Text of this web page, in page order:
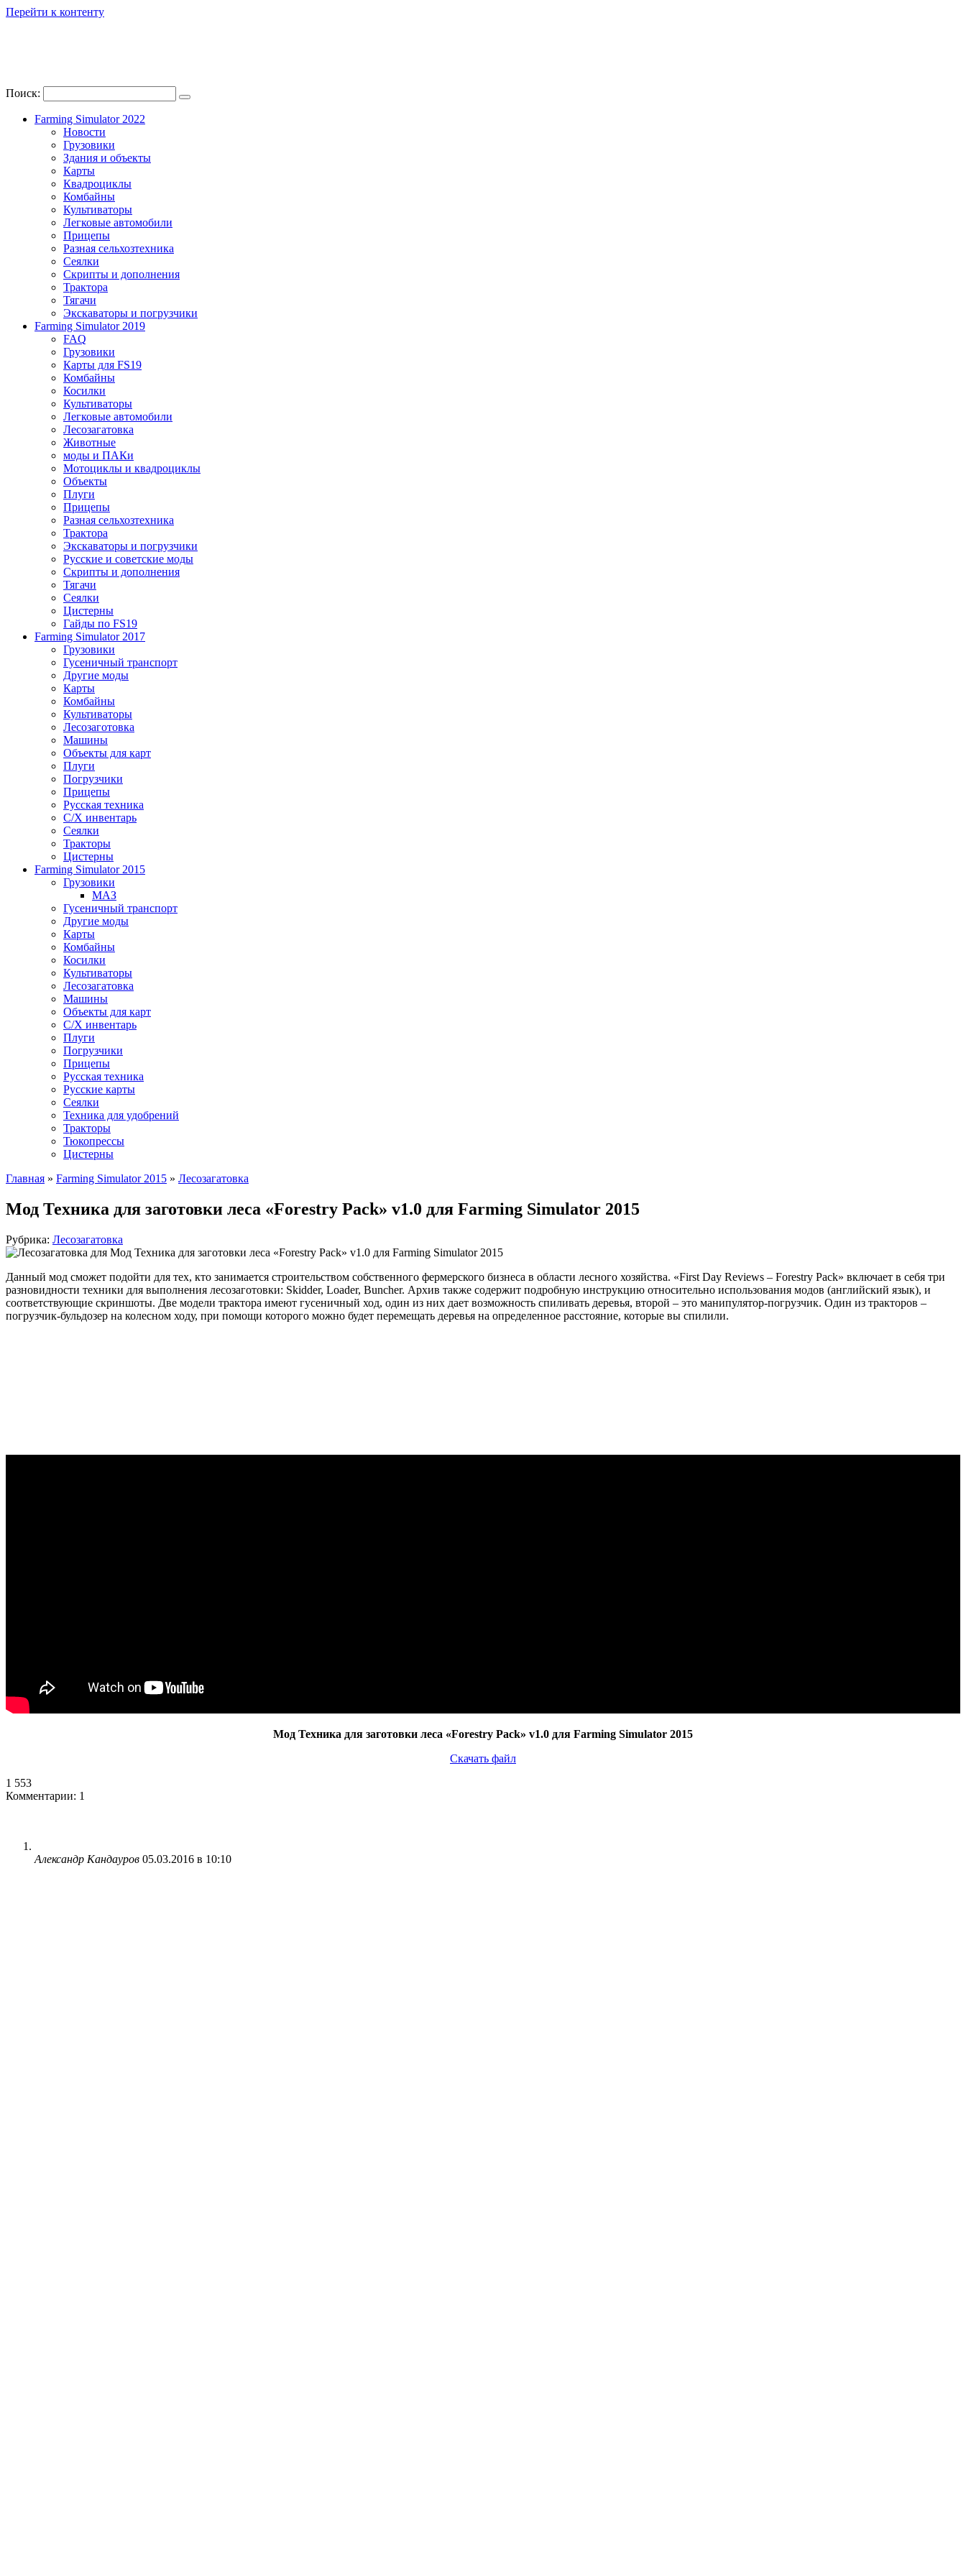
Перейти к контенту
Поиск:
Farming Simulator 2022
Новости
Грузовики
Здания и объекты
Карты
Квадроциклы
Комбайны
Культиваторы
Легковые автомобили
Прицепы
Разная сельхозтехника
Сеялки
Скрипты и дополнения
Трактора
Тягачи
Экскаваторы и погрузчики
Farming Simulator 2019
FAQ
Грузовики
Карты для FS19
Комбайны
Косилки
Культиваторы
Легковые автомобили
Лесозагатовка
Животные
моды и ПАКи
Мотоциклы и квадроциклы
Объекты
Плуги
Прицепы
Разная сельхозтехника
Трактора
Экскаваторы и погрузчики
Русские и советские моды
Скрипты и дополнения
Тягачи
Сеялки
Цистерны
Гайды по FS19
Farming Simulator 2017
Грузовики
Гусеничный транспорт
Другие моды
Карты
Комбайны
Культиваторы
Лесозаготовка
Машины
Объекты для карт
Плуги
Погрузчики
Прицепы
Русская техника
С/Х инвентарь
Сеялки
Тракторы
Цистерны
Farming Simulator 2015
Грузовики
МАЗ
Гусеничный транспорт
Другие моды
Карты
Комбайны
Косилки
Культиваторы
Лесозагатовка
Машины
Объекты для карт
С/Х инвентарь
Плуги
Погрузчики
Прицепы
Русская техника
Русские карты
Сеялки
Техника для удобрений
Тракторы
Тюкопрессы
Цистерны
Главная » Farming Simulator 2015 » Лесозагатовка
Мод Техника для заготовки леса «Forestry Pack» v1.0 для Farming Simulator 2015
Рубрика: Лесозагатовка
Данный мод сможет подойти для тех, кто занимается строительством собственного фермерского бизнеса в области лесного хозяйства. «First Day Reviews – Forestry Pack» включает в себя три
разновидности техники для выполнения лесозаготовки: Skidder, Loader, Buncher. Архив также содержит подробную инструкцию относительно использования модов (английский язык), и
соответствующие скриншоты. Две модели трактора имеют гусеничный ход, один из них дает возможность спиливать деревья, второй – это манипулятор-погрузчик. Один из тракторов –
погрузчик-бульдозер на колесном ходу, при помощи которого можно будет перемещать деревья на определенное расстояние, которые вы спилили.
Мод Техника для заготовки леса «Forestry Pack» v1.0 для Farming Simulator 2015
Скачать файл
1 553
Комментарии: 1
Александр Кандауров 05.03.2016 в 10:10